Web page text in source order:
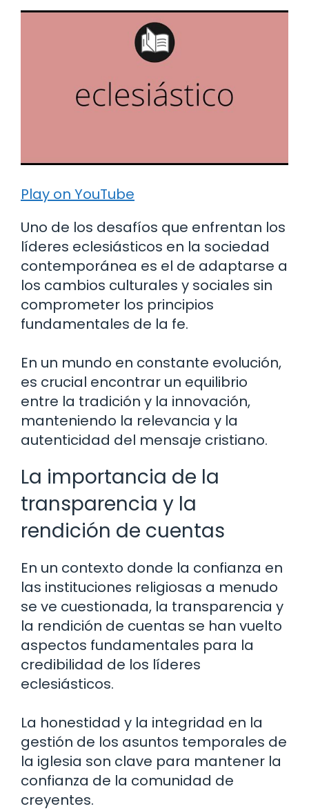
Play on YouTube
Uno de los desafíos que enfrentan los
líderes eclesiásticos en la sociedad
contemporánea es el de adaptarse a
los cambios culturales y sociales sin
comprometer los principios
fundamentales de la fe.
En un mundo en constante evolución,
es crucial encontrar un equilibrio
entre la tradición y la innovación,
manteniendo la relevancia y la
autenticidad del mensaje cristiano.
La importancia de la
transparencia y la
rendición de cuentas
En un contexto donde la confianza en
las instituciones religiosas a menudo
se ve cuestionada, la transparencia y
la rendición de cuentas se han vuelto
aspectos fundamentales para la
credibilidad de los líderes
eclesiásticos.
La honestidad y la integridad en la
gestión de los asuntos temporales de
la iglesia son clave para mantener la
confianza de la comunidad de
creyentes.